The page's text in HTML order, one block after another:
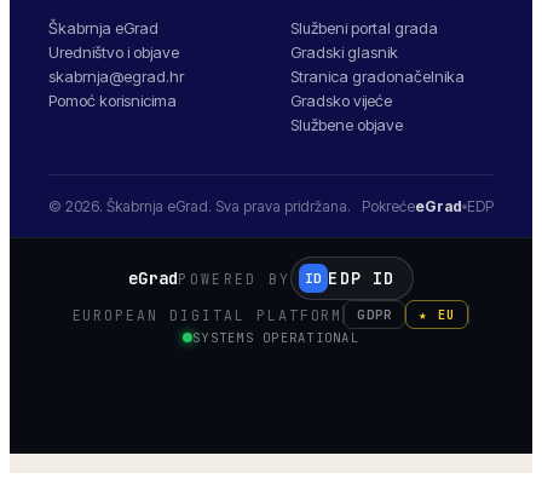
Škabrnja eGrad
Uredništvo i objave
skabrnja@egrad.hr
Pomoć korisnicima
Službeni portal grada
Gradski glasnik
Stranica gradonačelnika
Gradsko vijeće
Službene objave
© 2026. Škabrnja eGrad. Sva prava pridržana. PokrećeeGrad EDP
eGradPOWERED BY ID EDP ID
EUROPEAN DIGITAL PLATFORM GDPR
★ EU
SYSTEMS OPERATIONAL